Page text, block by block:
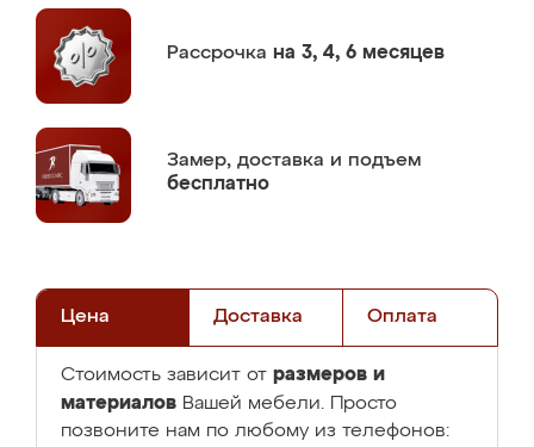
Рассрочка на 3, 4, 6 месяцев
Замер, доставка и подъем
бесплатно
Цена Доставка Оплата
Стоимость зависит от размеров и
материалов Вашей мебели. Просто
позвоните нам по любому из телефонов: